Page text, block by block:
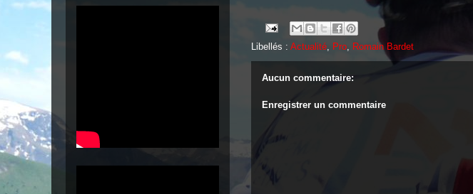
Libellés : Actualité Pro Romain Bardet
Aucun commentaire:
Enregistrer un commentaire